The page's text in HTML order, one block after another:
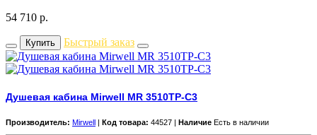
54 710 р.
Купить Быстрый заказ
Душевая кабина Mirwell MR 3510TP-C3
Производитель: Mirwell | Код товара: 44527 | Наличие Есть в наличии